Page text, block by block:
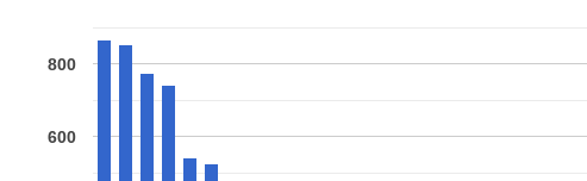
600
800